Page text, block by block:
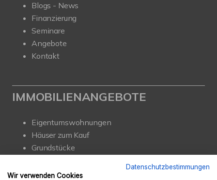
Blogs - News
Finanzierung
Seminare
Angebote
Kontakt
IMMOBILIENANGEBOTE
Eigentumswohnungen
Häuser zum Kauf
Grundstücke
Renditeobjekte
Datenschutzbestimmungen
Wir verwenden Cookies